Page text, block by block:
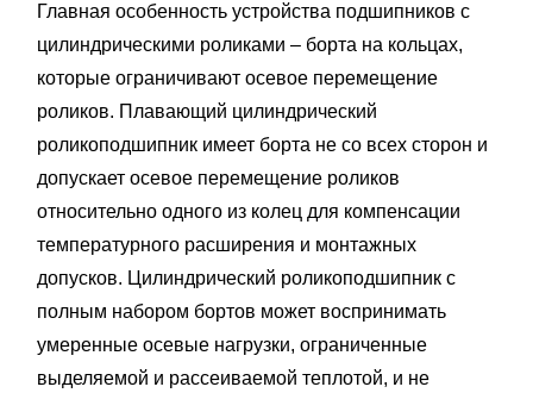
Главная особенность устройства подшипников с
цилиндрическими роликами – борта на кольцах,
которые ограничивают осевое перемещение
роликов. Плавающий цилиндрический
роликоподшипник имеет борта не со всех сторон и
допускает осевое перемещение роликов
относительно одного из колец для компенсации
температурного расширения и монтажных
допусков. Цилиндрический роликоподшипник с
полным набором бортов может воспринимать
умеренные осевые нагрузки, ограниченные
выделяемой и рассеиваемой теплотой, и не